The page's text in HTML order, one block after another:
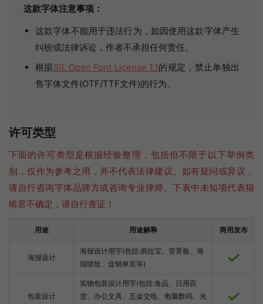
这款字体注意事项：
这款字体不能用于违法行为，如因使用这款字体产生
纠纷或法律诉讼，作者不承担任何责任。
根据SIL Open Font License 1.1的规定，禁止单独出
售字体文件(OTF/TTF文件)的行为。
许可类型
下面的许可类型是根据经验整理，包括但不限于以下举例类
别，仅作为参考之用，并不代表法律建议。如有疑问或异议，
请自行咨询字体品牌方或咨询专业律师。下表中未知项代表猫
啃君不确定，请自行查证！
用途 用途解释 商用发布
海报设计
海报设计用字(包括:易拉宝、背景板、海
报喷绘、促销单页等)
包装设计
实物包装设计用字(包括:食品、日用百
货、办公文具、五金交电、电脑数码、光